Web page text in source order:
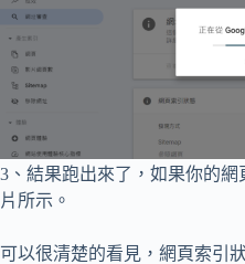
3、結果跑出來了，如果你的
片所示。
可以很清楚的看見，網頁索引